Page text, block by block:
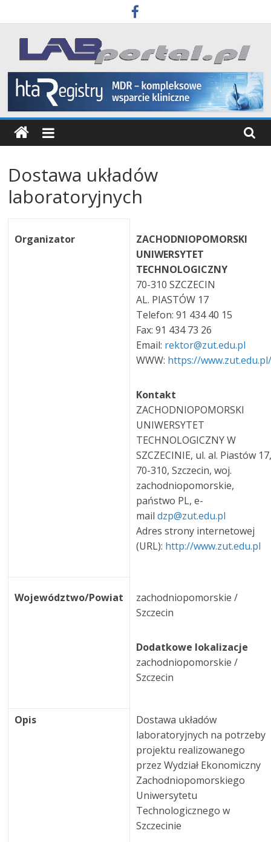
to
content
Labportal
Laboratoria
Aparatura
Badania
Dostawa układów
laboratoryjnych
Organizator
ZACHODNIOPOMORSKI
UNIWERSYTET
TECHNOLOGICZNY
70-310 SZCZECIN
AL. PIASTÓW 17
Telefon: 91 434 40 15
Fax: 91 434 73 26
Email: rektor@zut.edu.pl
WWW: https://
Kontakt
ZACHODNIOPOMORSKI
UNIWERSYTET
TECHNOLOGICZNY W
SZCZECINIE, ul. al. Piastów
70-310, Szczecin, woj.
zachodniopomorskie,
państwo PL, e-
maildzp@zut.edu.pl
Adres strony internetowej
(URL): http://www.zut.edu.pl
Województwo/Powiat
zachodniopomorskie /
Szczecin
Dodatkowe lokalizacje
zachodniopomorskie /
Szczecin
Opis
Dostawa układów
laboratoryjnych na potrzeby
projektu realizowanego
przez Wydział Ekonomiczny
Zachodniopomorskiego
Uniwersytetu
Technologicznego w
Szczecinie